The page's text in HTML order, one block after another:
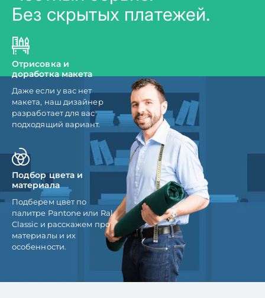
Без скрытых платежей.
Отрисовка и
доработка макета
Даже если у вас нет
макета, наш дизайнер
разработает для вас
подходящий вариант.
Подбор цвета и
материала
Подберем цвет по
палитре Pantone или Ral
Classic и расскажем про
материалы и их
особенности.